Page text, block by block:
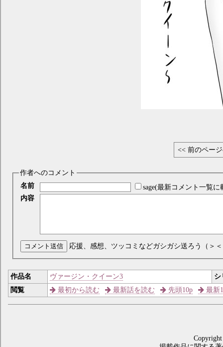
<< 前のペー
作者へのコメント
名前
sage(最新コメント一覧に
内容
コメント送信 応援、感想、ツッコミなどガシガシ送ろう（＞
作品名 ヴァージン・クイーン3
シ
閲覧
最初から読む 最新話を読む 先頭10p 最新